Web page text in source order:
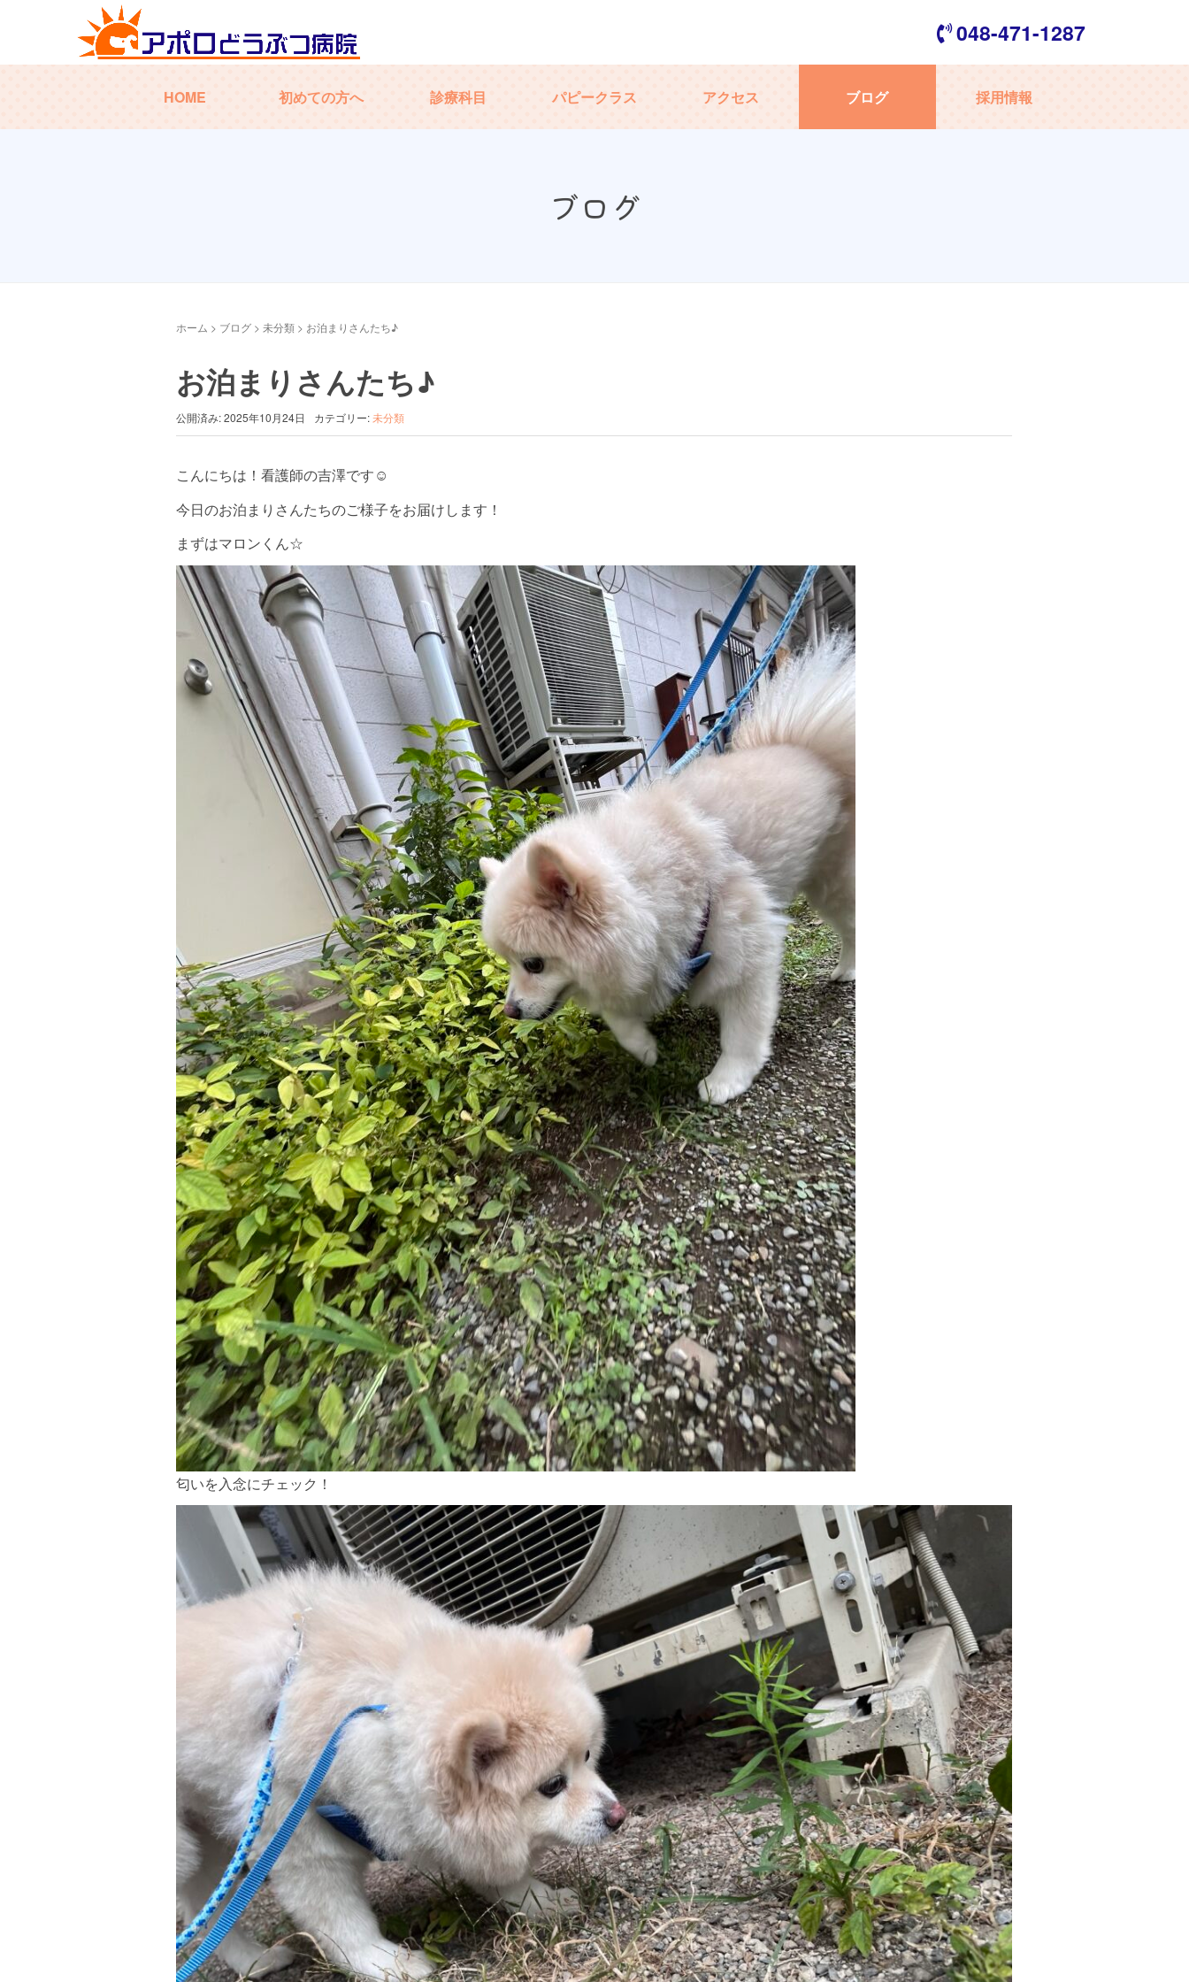
048-471-1287
HOME 初めての方へ 診療科目 パピークラス アクセス ブログ 採用情報
ブログ
ホーム > ブログ >未分類 > お泊まりさんたち♪
お泊まりさんたち♪
公開済み: 2025年10月24日 カテゴリー:未分類
こんにちは！看護師の吉澤です☺︎
今日のお泊まりさんたちのご様子をお届けします！
まずはマロンくん☆
匂いを入念にチェック！